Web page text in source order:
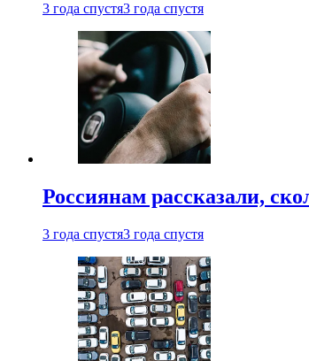
3 года спустя3 года спустя
Россиянам рассказали,
3 года спустя3 года спустя